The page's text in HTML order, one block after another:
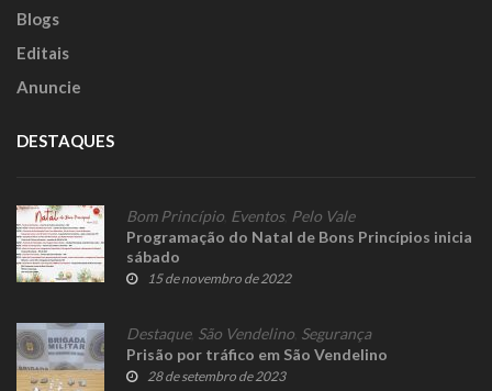
Blogs
Editais
Anuncie
DESTAQUES
Bom Princípio Eventos, Pelo Vale
Programação do Natal de Bons Princípios inicia
sábado
15 de novembro de 2022
Destaque, São Vendelino Segurança
Prisão por tráfico em São Vendelino
28 de setembro de 2023